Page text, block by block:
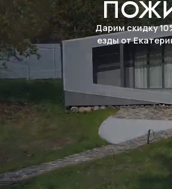
ВАШ ПРОЕКТ?
наш специалист перезвонит вам